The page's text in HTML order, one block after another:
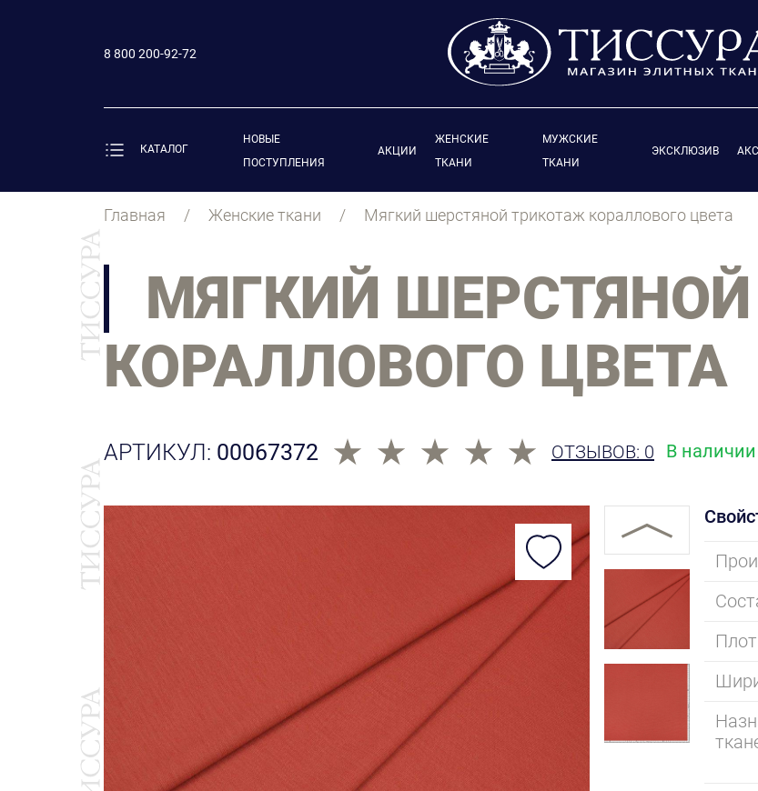
8 800 200-92-72
КАТАЛОГ
НОВЫЕ
ПОСТУПЛЕНИЯ
АКЦИИ
ЖЕНСКИЕ
ТКАНИ
МУЖСКИЕ
ТКАНИ
ЭКСКЛЮЗИВ
Главная Женские ткани Мягкий шерстяной трикотаж кораллового цвета
МЯГКИЙ
КОРАЛЛОВОГО ЦВЕТА
АРТИКУЛ: 00067372 ОТЗЫВОВ: 0 В наличии